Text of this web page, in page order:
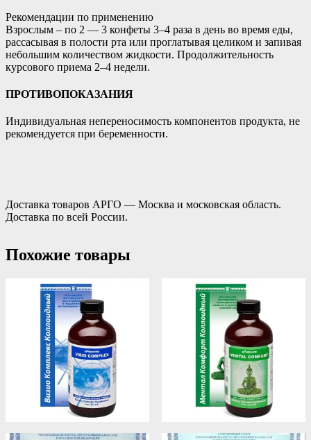
Рекомендации по применению
Взрослым – по 2 — 3 конфеты 3–4 раза в день во время еды,
рассасывая в полости рта или проглатывая целиком и запивая
небольшим количеством жидкости. Продолжительность
курсового приема 2–4 недели.
ПРОТИВОПОКАЗАНИЯ
Индивидуальная непереносимость компонентов продукта, не
рекомендуется при беременности.
Доставка товаров АРГО — Москва и московская область.
Доставка по всей России.
Похожие товары